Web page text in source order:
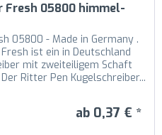
Fresh 05800 himmel-
05800 - Made in Germany .
ist ein in Deutschland
mit zweiteiligem Schaft
Ritter Pen Kugelschreiber...
ab 0,37 € *